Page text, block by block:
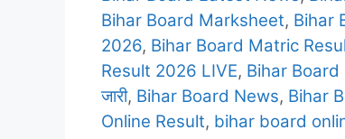
Bihar Board Marksheet, Bihar
2026, Bihar Board Matric
Result 2026 LIVE, Bihar Board
जारी, Bihar Board News, Bihar
Online Result, bihar board